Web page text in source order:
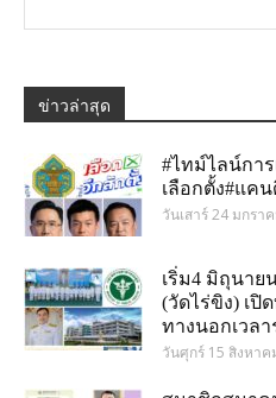
ข่าวล่าสุด
#ไทม์ไลน์การ
เลือกตั้ง#แค
วันเสาร์ 24 มกรา
เริ่ม4 มิถุนาย
(วัดไร่ขิง) เปิ
ทางนอกเวลา
วันศุกร์ 15 สิงหาค